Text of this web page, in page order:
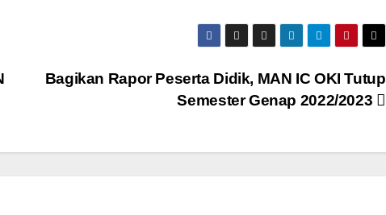
Bagikan Rapor Peserta Didik, MAN IC OKI Tutup
Semester Genap 2022/2023